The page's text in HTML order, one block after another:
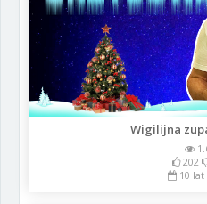
Wigilijna
202
10